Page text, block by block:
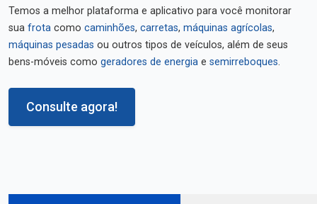
Temos a melhor plataforma e aplicativo para você monitorar
sua frota como caminhões, carretas, máquinas agrícolas,
máquinas pesadas ou outros tipos de veículos, além de seus
bens-móveis como geradores de energia e semirreboques.
Consulte agora!